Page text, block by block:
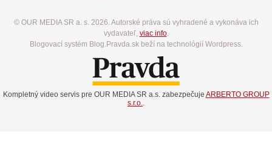
© OUR MEDIA SR a. s. 2026. Autorské práva sú vyhradené a vykonáva ich
vydavateľ, viac info.
Blogovací systém Blog.Pravda.sk beží na technológií Wordpress.
Kompletný video servis pre OUR MEDIA SR a.s. zabezpečuje ARBERTO GROUP
s.r.o..